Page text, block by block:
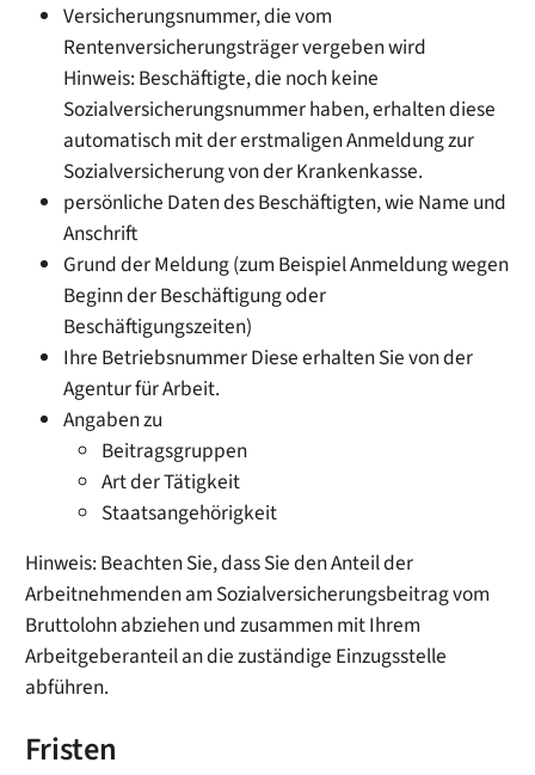
Versicherungsnummer, die vom
Rentenversicherungsträger vergeben wird
Hinweis: Beschäftigte, die noch keine
Sozialversicherungsnummer haben, erhalten diese
automatisch mit der erstmaligen Anmeldung zur
Sozialversicherung von der Krankenkasse.
persönliche Daten des Beschäftigten, wie Name und
Anschrift
Grund der Meldung(zum Beispiel Anmeldung wegen
Beginn der Beschäftigung oder
Beschäftigungszeiten)
Ihre BetriebsnummerDiese erhalten Sie von der
Agentur für Arbeit.
Angaben zu
Beitragsgruppen
Art der Tätigkeit
Staatsangehörigkeit
Hinweis: Beachten Sie, dass Sie den Anteil der
Arbeitnehmenden am Sozialversicherungsbeitrag vom
Bruttolohn abziehen und zusammen mit Ihrem
Arbeitgeberanteil an die zuständige Einzugsstelle
abführen.
Fristen